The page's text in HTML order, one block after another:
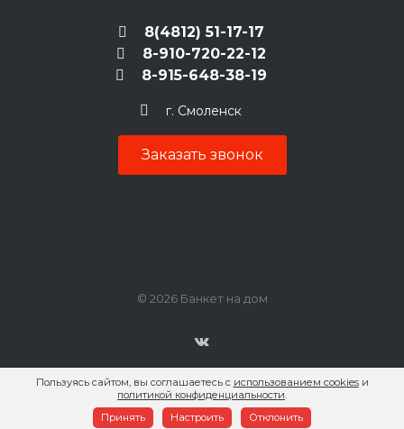
8(4812) 51-17-17
8-910-720-22-12
8-915-648-38-19
г. Смоленск
Заказать звонок
© 2026 Банкет на дом
Пользуясь сайтом, вы соглашаетесь с использованием cookiesи
политикой конфиденциальности.
Принять
Настроить Отклонить